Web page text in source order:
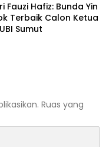
Fauzi Hafiz: Bunda Yin
Terbaik Calon Ketua
Sumut
Ruas yang